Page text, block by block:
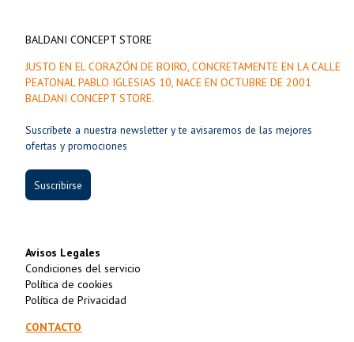
BALDANI CONCEPT STORE
JUSTO EN EL CORAZÓN DE BOIRO, CONCRETAMENTE EN LA CALLE
PEATONAL PABLO IGLESIAS 10, NACE EN OCTUBRE DE 2001
BALDANI CONCEPT STORE.
Suscríbete a nuestra newsletter y te avisaremos de las mejores
ofertas y promociones
Suscribirse
Avisos Legales
Condiciones del servicio
Política de cookies
Política de Privacidad
CONTACTO